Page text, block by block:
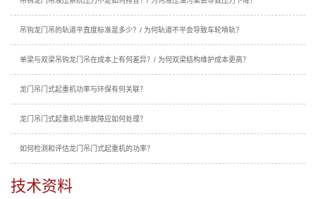
吊钩龙门吊的轨道平直度标准是多少？/ 为何轨道不平会导致车轮啃轨？
单梁与双梁吊钩龙门吊在成本上有何差异？/ 为何双梁结构维护成本更高？
龙门吊门式起重机功率与环保有何关联？
龙门吊门式起重机功率故障应如何处理？
如何检测和评估龙门吊门式起重机的功率？
技术资料